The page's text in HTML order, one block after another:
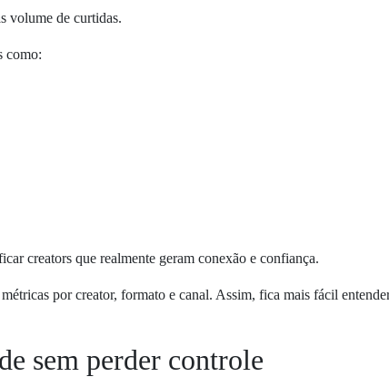
volume de curtidas.
como:
creators que realmente geram conexão e confiança.
por creator, formato e canal. Assim, fica mais fácil
sem perder controle